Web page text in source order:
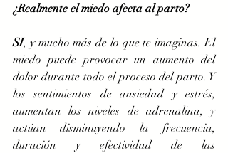
¿Realmente el miedo afecta al parto?
SI, y mucho más de lo que te imaginas. El
miedo puede provocar un aumento del
dolor durante todo el proceso del parto. Y
los sentimientos de ansiedad y estrés,
aumentan los niveles de adrenalina, y
actúan disminuyendo la frecuencia,
duración y efectividad de las